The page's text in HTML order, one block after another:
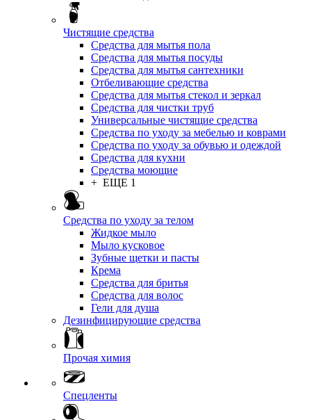
Чистящие средства
Средства для мытья пола
Средства для мытья посуды
Средства для мытья сантехники
Отбеливающие средства
Средства для мытья стекол и зеркал
Средства для чистки труб
Универсальные чистящие средства
Средства по уходу за мебелью и коврами
Средства по уходу за обувью и одеждой
Средства для кухни
Средства моющие
+ ЕЩЕ 1
Средства по уходу за телом
Жидкое мыло
Мыло кусковое
Зубные щетки и пасты
Крема
Средства для бритья
Средства для волос
Гели для душа
Дезинфицирующие средства
Прочая химия
Спецленты